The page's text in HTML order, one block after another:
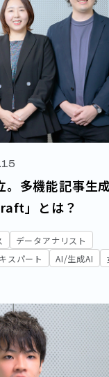
ニア ストラテジスト
ティ
。多機能記事生
」とは？
データアナリスト
スパート AI/生成AI